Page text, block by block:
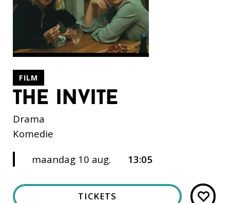
the invite
Drama
Komedie
FILM
maandag 10 aug. 13:05
TICKETS